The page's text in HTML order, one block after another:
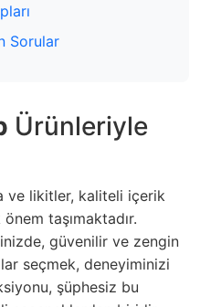
Sorular
Ürünleriyle
ve likitler, kaliteli içerik
taşımaktadır.
güvenilir ve zengin
seçmek, deneyiminizi
şüphesiz bu